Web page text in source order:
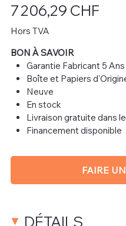
7 206,29 CHF
Hors TVA
BON À SAVOIR
Garantie Fabricant 5 Ans
Boîte et Papiers
Neuve
En stock
Livraison gratuite dans
Financement disponible
FAIRE
DÉTAILS